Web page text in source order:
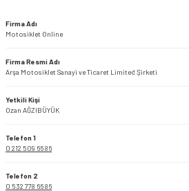
Firma Adı
Motosiklet Online
Firma Resmi Adı
Arşa Motosiklet Sanayi ve Ticaret Limited Şirketi
Yetkili Kişi
Ozan AĞZIBÜYÜK
Telefon 1
0 212 509 66 86
Telefon 2
0 532 778 66 86